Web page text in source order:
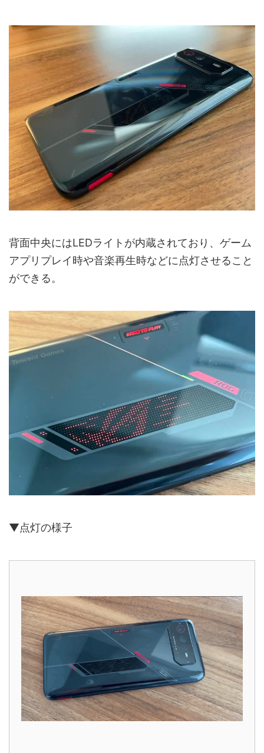
背面中央にはLEDライトが内蔵されており、ゲーム
アプリプレイ時や音楽再生時などに点灯させること
ができる。
▼点灯の様子